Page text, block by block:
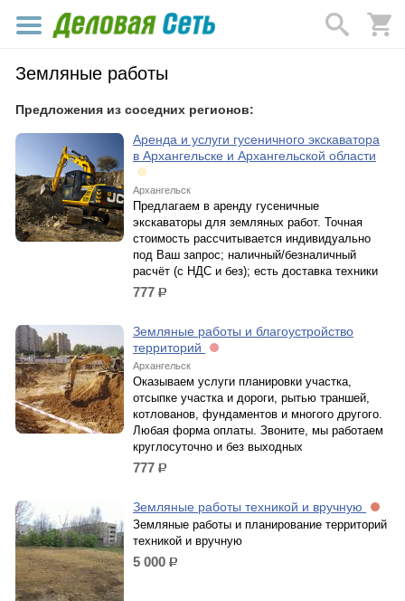
Земляные работы
Предложения из соседних регионов:
Аренда и услуги гусеничного экскаватора
в Архангельске и Архангельской области
Архангельск
Предлагаем в аренду гусеничные
экскаваторы для земляных работ. Точная
стоимость рассчитывается индивидуально
под Ваш запрос; наличный/безналичный
расчёт (с НДС и без); есть доставка техники
777 р.
Земляные работы и благоустройство
территорий
Архангельск
Оказываем услуги планировки участка,
отсыпке участка и дороги, рытью траншей,
котлованов, фундаментов и многого другого.
Любая форма оплаты. Звоните, мы работаем
круглосуточно и без выходных
777 р.
Земляные работы техникой и вручную
Земляные работы и планирование территорий
техникой и вручную
5 000 р.